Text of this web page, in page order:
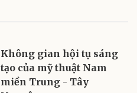
Không gian hội tụ sáng
tạo của mỹ thuật Nam
miền Trung - Tây